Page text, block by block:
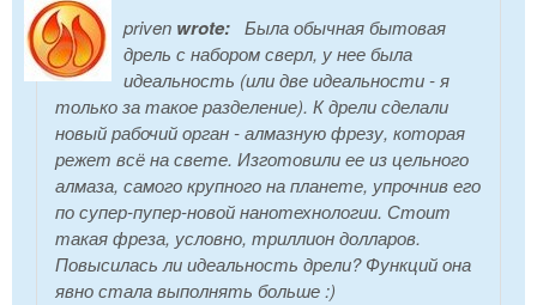
priven wrote: Была обычная бытовая
дрель с набором сверл, у нее была
идеальность (или две идеальности - я
только за такое разделение). К дрели сделали
новый рабочий орган - алмазную фрезу, которая
режет всё на свете. Изготовили ее из цельного
алмаза, самого крупного на планете, упрочнив его
по супер-пупер-новой нанотехнологии. Стоит
такая фреза, условно, триллион долларов.
Повысилась ли идеальность дрели? Функций она
явно стала выполнять больше :)